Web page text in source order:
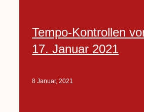
Tempo-Kontrollen
17. Januar 2021
8 Januar, 2021